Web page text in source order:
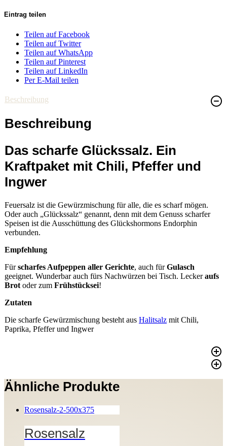
Eintrag teilen
Teilen auf Facebook
Teilen auf Twitter
Teilen auf WhatsApp
Teilen auf Pinterest
Teilen auf LinkedIn
Per E-Mail teilen
Beschreibung
Beschreibung
Das scharfe Glückssalz. Ein
Kraftpaket mit Chili, Pfeffer und
Ingwer
Feuersalz ist die Gewürzmischung für alle, die es scharf mögen.
Oder auch „Glückssalz“ genannt, denn mit dem Genuss scharfer
Speisen ist die Ausschüttung des Glückshormons Endorphin
verbunden.
Empfehlung
Fürscharfes Aufpeppen aller Gerichte, auch fürGulasch
geeignet. Wunderbar auch fürs Nachwürzen bei Tisch. Leckeraufs
Brot oder zum Frühstücksei!
Zutaten
Die scharfe Gewürzmischung besteht aus Halitsalz mit Chili,
Paprika, Pfeffer und Ingwer
Ähnliche Produkte
Rosensalz